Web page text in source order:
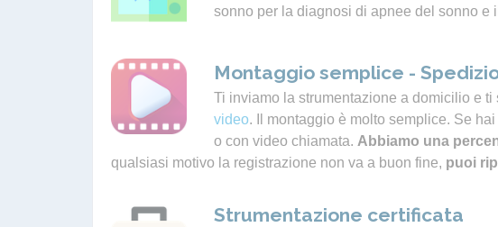
sonno per la diagnosi di apnee del sonno e
Montaggio semplice -
Ti inviamo la strumentazione a domicilio e
video. Il montaggio è molto semplice. Se
o con video chiamata. Abbiamo una
qualsiasi motivo la registrazione non va a buon fine, puoi
Strumentazione certificata